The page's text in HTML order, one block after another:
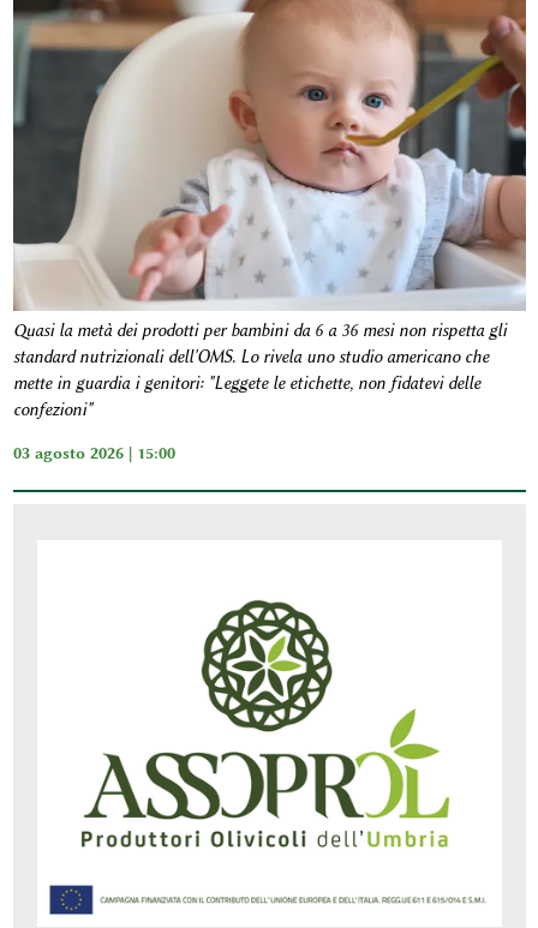
Quasi la metà dei prodotti per bambini da 6 a 36 mesi non rispetta gli
standard nutrizionali dell'OMS. Lo rivela uno studio americano che
mette in guardia i genitori: "Leggete le etichette, non fidatevi delle
confezioni"
03 agosto 2026 | 15:00